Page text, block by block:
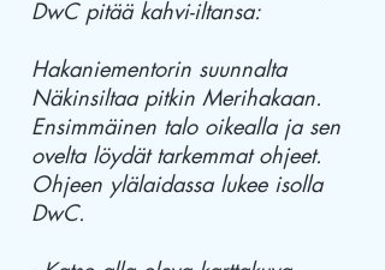
DwC pitää kahvi-iltansa:
Hakaniementorin suunnalta
Näkinsiltaa pitkin Merihakaan.
Ensimmäinen talo oikealla ja sen
ovelta löydät tarkemmat ohjeet.
Ohjeen ylälaidassa lukee isolla
DwC.